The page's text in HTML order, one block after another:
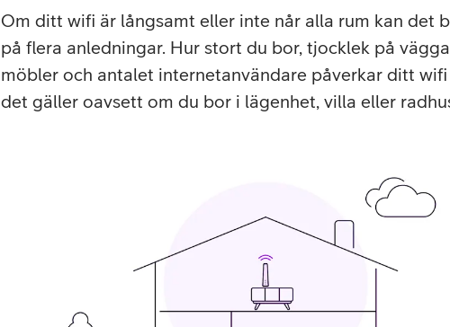
Om ditt wifi är långsamt eller inte når alla rum kan det
på flera anledningar. Hur stort du bor, tjocklek på
möbler och antalet internetanvändare påverkar ditt wifi
det gäller oavsett om du bor i lägenhet, villa eller